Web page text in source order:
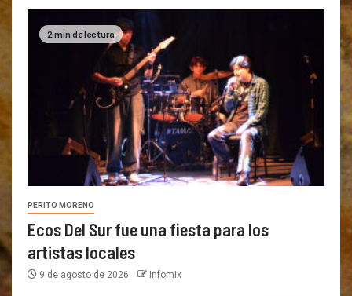
2 min de lectura
PERITO MORENO
Ecos Del Sur fue una fiesta para los
artistas locales
9 de agosto de 2026 Infomix